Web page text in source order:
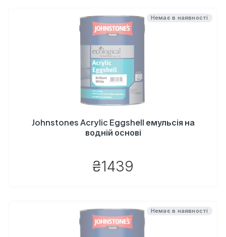
Немає в наявності
Johnstones Acrylic Eggshell емульсія на
водній основі
₴1439
Немає в наявності